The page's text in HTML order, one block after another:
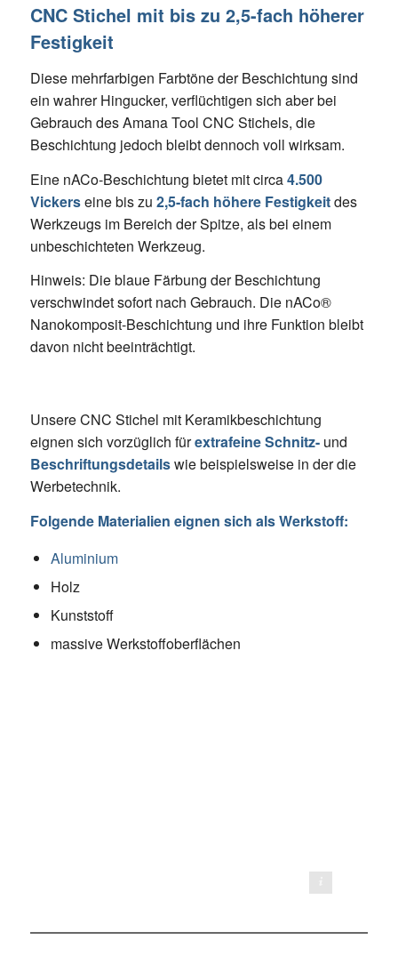
CNC Stichel mit bis zu 2,5-fach höherer
Festigkeit
Diese mehrfarbigen Farbtöne der Beschichtung sind
ein wahrer Hingucker, verflüchtigen sich aber bei
Gebrauch des Amana Tool CNC Stichels, die
Beschichtung jedoch bleibt dennoch voll wirksam.
Eine nACo-Beschichtung bietet mit circa4.500
Vickerseine bis zu 2,5-fach höhere Festigkeitdes
Werkzeugs im Bereich der Spitze, als bei einem
unbeschichteten Werkzeug.
Hinweis: Die blaue Färbung der Beschichtung
verschwindet sofort nach Gebrauch. Die nACo®
Nanokomposit-Beschichtung und ihre Funktion bleibt
davon nicht beeinträchtigt.
Unsere CNC Stichel mit Keramikbeschichtung
eignen sich vorzüglich fürextrafeine Schnitz-und
Beschriftungsdetailswie beispielsweise in der die
Werbetechnik.
Folgende Materialien eignen sich als Werkstoff:
Aluminium
Holz
Kunststoff
massive Werkstoffoberflächen